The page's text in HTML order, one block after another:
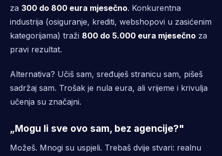
za 300 do 800 eura mjesečno. Konkurentna
industrija (osiguranje, krediti, webshopovi u zasićenim
kategorijama) traži 800 do 5.000 eura mjesečno za
pravi rezultat.
Alternativa? Učiš sam, sređuješ stranicu sam, pišeš
sadržaj sam. Trošak je nula eura, ali vrijeme i krivulja
učenja su značajni.
„Mogu li sve ovo sam, bez agencije?"
Možeš. Mnogi su uspjeli. Trebaš dvije stvari: realnu